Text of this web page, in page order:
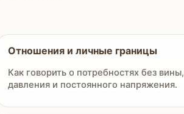
Отношения и личные границы
Как говорить о потребностях без вины,
давления и постоянного напряжения.